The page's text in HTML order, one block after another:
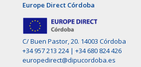
Europe Direct Córdoba
C/ Buen Pastor, 20. 14003 Córdoba
+34 957 213 224| +34 680 824 426
europedirect@dipucordoba.es